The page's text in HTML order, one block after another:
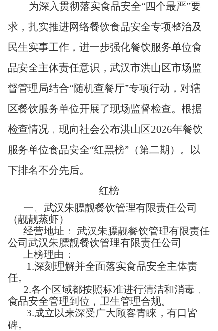
为深入贯彻落实食品安全“四个最严”要
求，扎实推进网络餐饮食品安全专项整治及
民生实事工作，进一步强化餐饮服务单位食
品安全主体责任意识，武汉市洪山区市场监
督管理局结合“随机查餐厅”专项行动，对辖
区餐饮服务单位开展了现场监督检查。根据
检查情况，现向社会公布洪山区2026年餐饮
服务单位食品安全“红黑榜”（第二期）。以
下排名不分先后。
红榜
一、武汉朱膘靓餐饮管理有限责任公司
（靓靓蒸虾）
经营地址： 武汉朱膘靓餐饮管理有限责任
公司武汉朱膘靓餐饮管理有限责任公司
上榜理由：
1.深刻理解并全面落实食品安全主体责
任。
2.各个区域都按照标准进行清洁和消毒，
食品安全管理到位，卫生管理合规。
3.成立以来深受广大顾客青睐，有口皆
碑。